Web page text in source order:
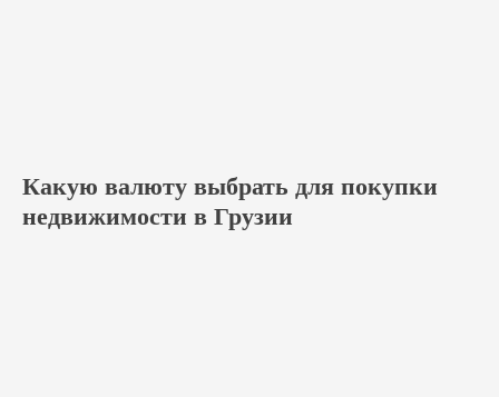
Какую валюту выбрать для покупки
недвижимости в Грузии